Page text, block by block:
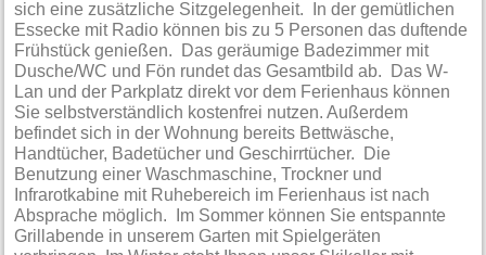
sich eine zusätzliche Sitzgelegenheit. In der gemütlichen
Essecke mit Radio können bis zu 5 Personen das duftende
Frühstück genießen. Das geräumige Badezimmer mit
Dusche/WC und Fön rundet das Gesamtbild ab. Das W-
Lan und der Parkplatz direkt vor dem Ferienhaus können
Sie selbstverständlich kostenfrei nutzen. Außerdem
befindet sich in der Wohnung bereits Bettwäsche,
Handtücher, Badetücher und Geschirrtücher. Die
Benutzung einer Waschmaschine, Trockner und
Infrarotkabine mit Ruhebereich im Ferienhaus ist nach
Absprache möglich. Im Sommer können Sie entspannte
Grillabende in unserem Garten mit Spielgeräten